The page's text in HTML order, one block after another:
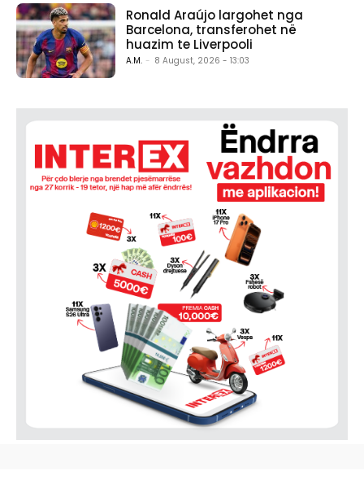
Ronald Araújo largohet nga
Barcelona, transferohet në
huazim te Liverpooli
A.M. - 8 August, 2026 - 13:03